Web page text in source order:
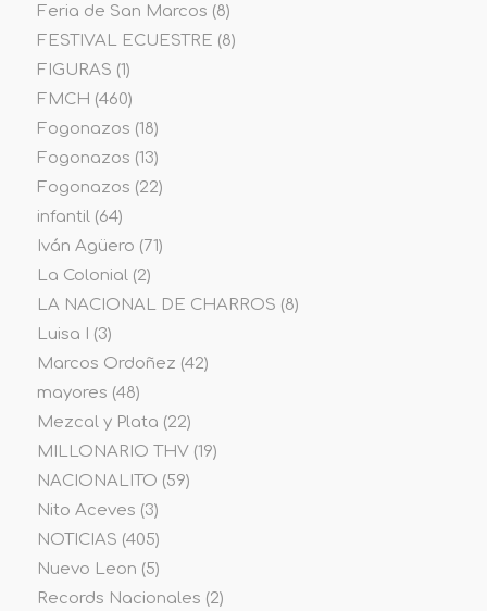
Feria de San Marcos (8)
FESTIVAL ECUESTRE (8)
FIGURAS (1)
FMCH (460)
Fogonazos (18)
Fogonazos (13)
Fogonazos (22)
infantil(64)
Iván Agüero (71)
La Colonial(2)
LA NACIONAL DE CHARROS (8)
Luisa I
(3)
Marcos Ordoñez (42)
mayores (48)
Mezcal y Plata (22)
MILLONARIO THV(19)
NACIONALITO (59)
Nito Aceves (3)
NOTICIAS (405)
Nuevo Leon (5)
Records Nacionales (2)